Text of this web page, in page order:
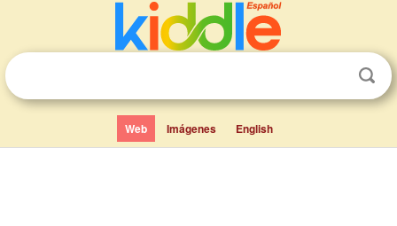
Web Imágenes English